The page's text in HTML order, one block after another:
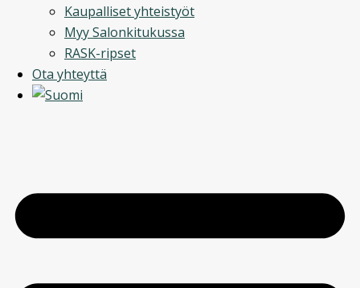
Kaupalliset yhteistyöt
Myy Salonkitukussa
RASK-ripset
Ota yhteyttä